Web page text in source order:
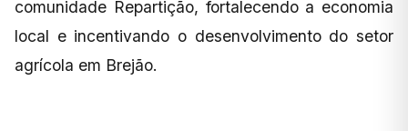
comunidade Repartição, fortalecendo a economia
local e incentivando o desenvolvimento do setor
agrícola em Brejão.